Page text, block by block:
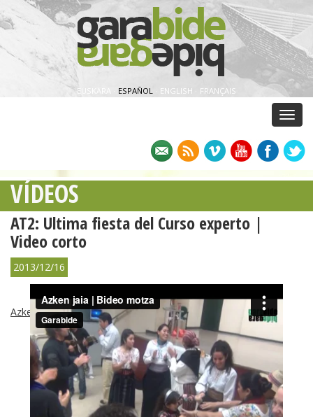
EUSKARA ESPAÑOL · ENGLISH · FRANÇAIS
VÍDEOS
AT2: Ultima fiesta del Curso experto |
Video corto
2013/12/16
Azken jaia | Bideo motzafromGarabide on Vimeo